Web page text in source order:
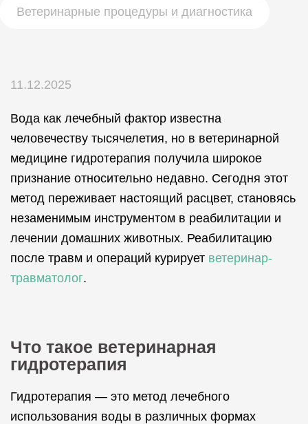
Ветеринарные процедуры и диагностика
11.12.2025
Вода как лечебный фактор известна
человечеству тысячелетия, но в ветеринарной
медицине гидротерапия получила широкое
признание относительно недавно. Сегодня этот
метод переживает настоящий расцвет, становясь
незаменимым инструментом в реабилитации и
лечении домашних животных. Реабилитацию
после травм и операций курирует ветеринар-
травматолог.
Что такое ветеринарная
гидротерапия
Гидротерапия — это метод лечебного
использования воды в различных формах